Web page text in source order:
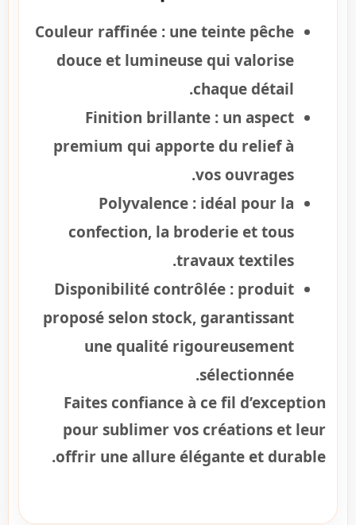
Couleur raffinée : une teinte pêche
douce et lumineuse qui valorise
chaque détail.
Finition brillante : un aspect
premium qui apporte du relief à
vos ouvrages.
Polyvalence : idéal pour la
confection, la broderie et tous
travaux textiles.
Disponibilité contrôlée : produit
proposé selon stock, garantissant
une qualité rigoureusement
sélectionnée.
Faites confiance à ce fil d’exception
pour sublimer vos créations et leur
offrir une allure élégante et durable.